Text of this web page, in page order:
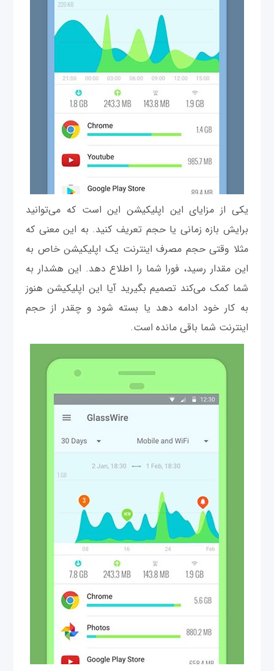
یکی از مزایای این اپلیکیشن این است که می‌توانید
برایش بازه زمانی یا حجم تعریف کنید. به این معنی که
مثلا وقتی حجم مصرف اینترنت یک اپلیکیشن خاص به
این مقدار رسید، فورا شما را اطلاع دهد. این هشدار به
شما کمک می‌کند تصمیم بگیرید آیا این اپلیکیشن هنوز
به کار خود ادامه دهد یا بسته شود و چقدر از حجم
اینترنت شما باقی مانده است.